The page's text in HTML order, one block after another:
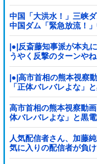
中国「大洪水！」三峡
中国ダム「緊急放流！
れる」中国避難所「支
「え」→
|●|反斎藤知事派が本丸
うやく反撃のターンや
続出中
|●|高市首相の熊本視察
「正体バレバレよな」
と……
高市首相の熊本視察動
体バレバレよな」と黒
人気配信者さん、加藤
気に入りの配信者が負
よな？その結果がVCR